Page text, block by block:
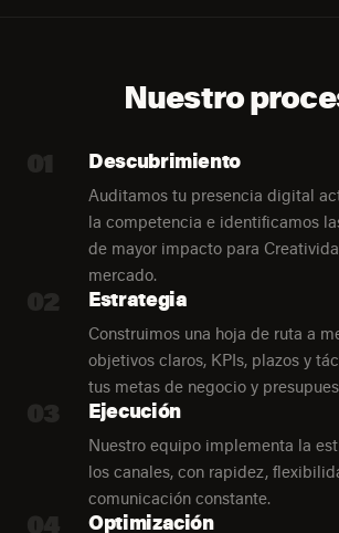
Nuestro
01 Descubrimiento
Auditamos tu presencia digital
la competencia e identificamos
de mayor impacto para
mercado.
Estrategia
Construimos una hoja de ruta a
objetivos claros, KPIs, plazos y
tus metas de negocio y
Ejecución
Nuestro equipo implementa la
los canales, con rapidez,
comunicación constante.
Optimización